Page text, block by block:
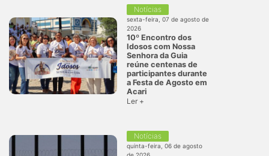
Notícias
sexta-feira, 07 de agosto de
2026
10º Encontro dos
Idosos com Nossa
Senhora da Guia
reúne centenas de
participantes durante
a Festa de Agosto em
Acari
Ler +
Notícias
quinta-feira, 06 de agosto